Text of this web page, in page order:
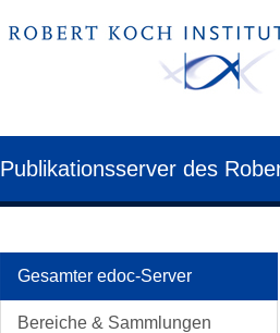
Publikationsserver des
Gesamter edoc-Server
Bereiche & Sammlungen